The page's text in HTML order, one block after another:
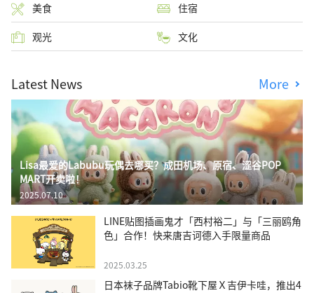
美食 住宿
观光 文化
Latest News More
Lisa最爱的Labubu玩偶去哪买？成田机场、原宿、涩谷POP
MART开卖啦！
2025.07.10
LINE贴图插画鬼才「西村裕二」与「三丽鸥角
色」合作！快来唐吉诃德入手限量商品
2025.03.25
日本袜子品牌Tabio靴下屋Ｘ吉伊卡哇，推出4